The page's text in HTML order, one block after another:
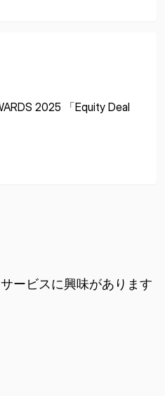
2025 「Equity Deal
ービスに興味があります